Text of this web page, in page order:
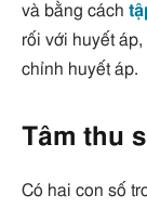
và bằng cách
rối với huyết
chỉnh huyết áp.
Tâm thu
Có hai con số